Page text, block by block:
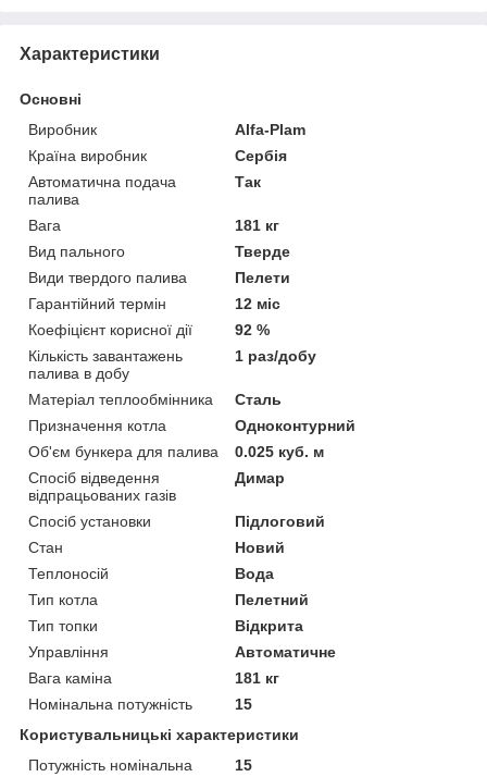
Характеристики
Основні
Виробник
Alfa-Plam
Країна виробник
Сербія
Автоматична подача
палива
Так
Вага
181 кг
Вид пального
Тверде
Види твердого палива
Пелети
Гарантійний термін
12 міс
Коефіцієнт корисної дії
92 %
Кількість завантажень
палива в добу
1 раз/добу
Матеріал теплообмінника
Сталь
Призначення котла
Одноконтурний
Об'єм бункера для палива
0.025 куб. м
Спосіб відведення
відпрацьованих газів
Димар
Спосіб установки
Підлоговий
Стан
Новий
Теплоносій
Вода
Тип котла
Пелетний
Тип топки
Відкрита
Управління
Автоматичне
Вага каміна
181 кг
Номінальна потужність
15
Користувальницькі характеристики
Потужність номінальна
15